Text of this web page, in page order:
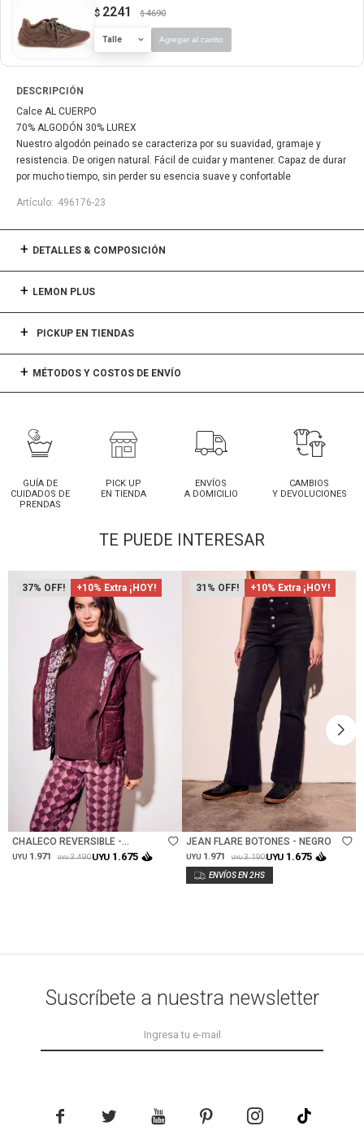
$ 2241 $ 4690
Talle Agregar al carrito
DESCRIPCIÓN
Calce AL CUERPO
70% ALGODÓN 30% LUREX
Nuestro algodón peinado se caracteriza por su suavidad, gramaje y
resistencia. De origen natural. Fácil de cuidar y mantener. Capaz de durar
por mucho tiempo, sin perder su esencia suave y confortable
496176-23
DETALLES & COMPOSICIÓN
LEMON PLUS
PICKUP EN TIENDAS
MÉTODOS Y COSTOS DE ENVÍO
GUÍA DE
CUIDADOS DE
PRENDAS
PICK UP
EN TIENDA
ENVÍOS
A DOMICILIO
CAMBIOS
Y DEVOLUCIONES
TE PUEDE INTERESAR
37 +10% Extra ¡HOY!
Talle
CHALECO REVERSIBLE -
BORDEAUX
UYU 1.971 UYU 3.490UYU 1.675
31 +10% Extra ¡HOY!
Talle
JEAN FLARE BOTONES - NEGRO
UYU 1.971 UYU 3.190UYU 1.675
Suscríbete a nuestra newsletter
    